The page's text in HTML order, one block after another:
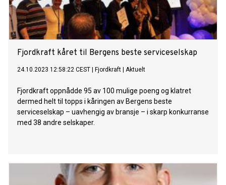
Fjordkraft kåret til Bergens beste serviceselskap
24.10.2023 12:58:22 CEST Fjordkraft Aktuelt
Fjordkraft oppnådde 95 av 100 mulige poeng og klatret
dermed helt til topps i kåringen av Bergens beste
serviceselskap – uavhengig av bransje – i skarp konkurranse
med 38 andre selskaper.